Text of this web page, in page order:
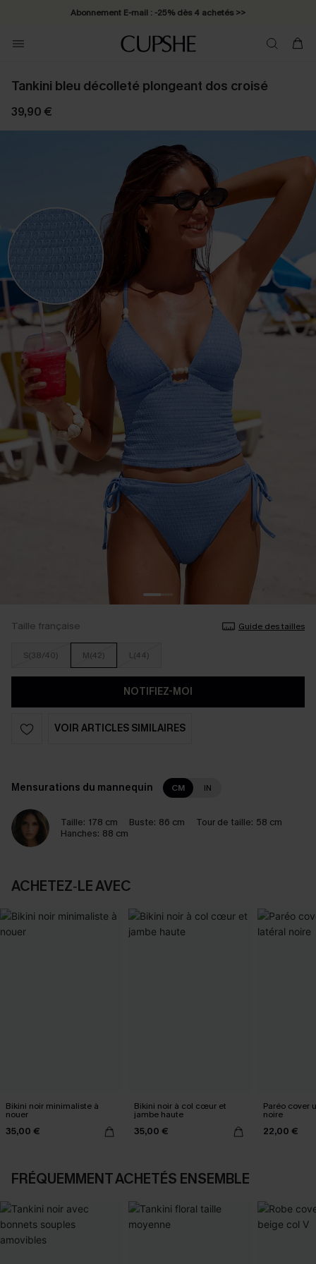
Abonnement E-mail : -25% dès 4 achetés >>
Tankini bleu décolleté plongeant dos croisé
39,90 €
Taille française Guide des tailles
S(38/40) M(42) L(44)
NOTIFIEZ-MOI
VOIR ARTICLES SIMILAIRES
Mensurations du mannequin CM IN
Taille: 178 cm Buste: 86 cm Tour de taille: 58 cm
Hanches: 88 cm
ACHETEZ‑LE AVEC
Bikini noir minimaliste à
nouer
35,00 €
Bikini noir à col cœur et
jambe haute
35,00 €
Paréo cover
noire
22,00 €
FRÉQUEMMENT ACHETÉS ENSEMBLE